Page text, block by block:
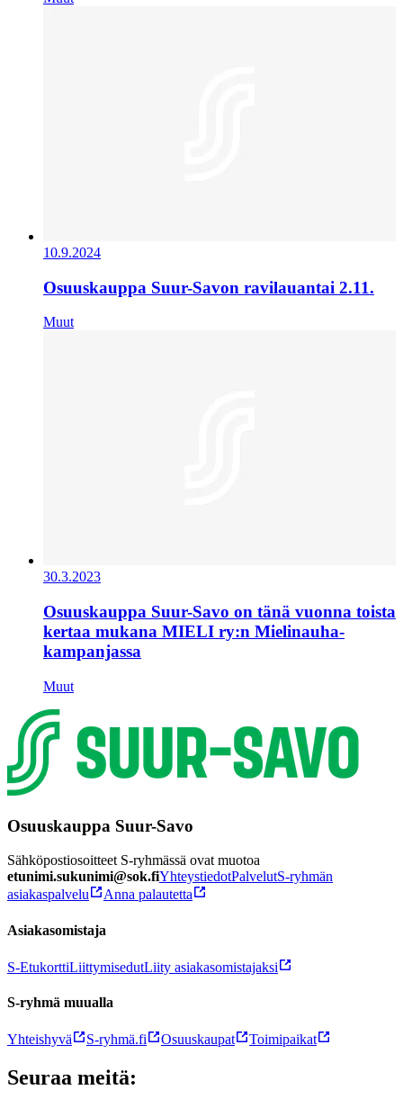
10.9.2024
Osuuskauppa Suur-Savon ravilauantai 2.11.
Muut
30.3.2023
Osuuskauppa Suur-Savo on tänä vuonna toista
kertaa mukana MIELI ry:n Mielinauha-
kampanjassa
Muut
Osuuskauppa Suur-Savo
Sähköpostiosoitteet S-ryhmässä ovat muotoa
etunimi.sukunimi@sok.fiYhteystiedotPalvelutS-ryhmän
asiakaspalvelu
Anna palautetta
Asiakasomistaja
S-EtukorttiLiittymisedutLiity asiakasomistajaksi
S-ryhmä muualla
Yhteishyvä S-ryhmä.fi Osuuskaupat Toimipaikat
Seuraa meitä: